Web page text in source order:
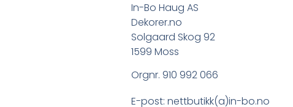
In-Bo Haug AS
Dekorer.no
Solgaard Skog 92
1599 Moss
Orgnr. 910 992 066
E-post: nettbutikk(a)in-bo.no